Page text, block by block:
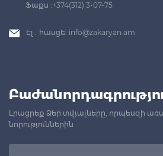
Ֆաքս :+374(312) 3-07-75
Էլ․ հասցե: info@zakaryan.am
Լրացրեք Ձեր տվյալները, որպեսզի
նորություններին